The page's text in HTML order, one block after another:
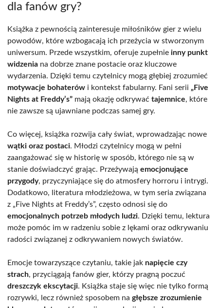
dla fanów gry?
Książka z pewnością zainteresuje miłośników gier z wielu
powodów, które wzbogacają ich przeżycia w stworzonym
uniwersum. Przede wszystkim, oferuje zupełnie inny punkt
widzenia na dobrze znane postacie oraz kluczowe
wydarzenia. Dzięki temu czytelnicy mogą głębiej zrozumieć
motywacje bohaterów i kontekst fabularny. Fani serii „Five
Nights at Freddy’s” mają okazję odkrywać tajemnice, które
nie zawsze są ujawniane podczas samej gry.
Co więcej, książka rozwija cały świat, wprowadzając nowe
wątki oraz postaci. Młodzi czytelnicy mogą w pełni
zaangażować się w historię w sposób, którego nie są w
stanie doświadczyć grając. Przeżywają emocjonujące
przygody, przyczyniające się do atmosfery horroru i intrygi.
Dodatkowo, literatura młodzieżowa, w tym seria związana
z „Five Nights at Freddy’s”, często odnosi się do
emocjonalnych potrzeb młodych ludzi. Dzięki temu, lektura
może pomóc im w radzeniu sobie z lękami oraz odkrywaniu
radości związanej z odkrywaniem nowych światów.
Emocje towarzyszące czytaniu, takie jak napięcie czy
strach, przyciągają fanów gier, którzy pragną poczuć
dreszczyk ekscytacji. Książka staje się więc nie tylko formą
rozrywki, lecz również sposobem na głębsze zrozumienie